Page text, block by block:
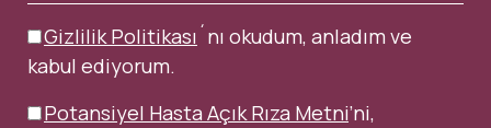
Gizlilik Politikası ´nı okudum, anladım ve
kabul ediyorum.
Potansiyel Hasta Açık Rıza Metni’ni,